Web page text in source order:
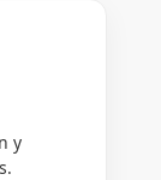
y